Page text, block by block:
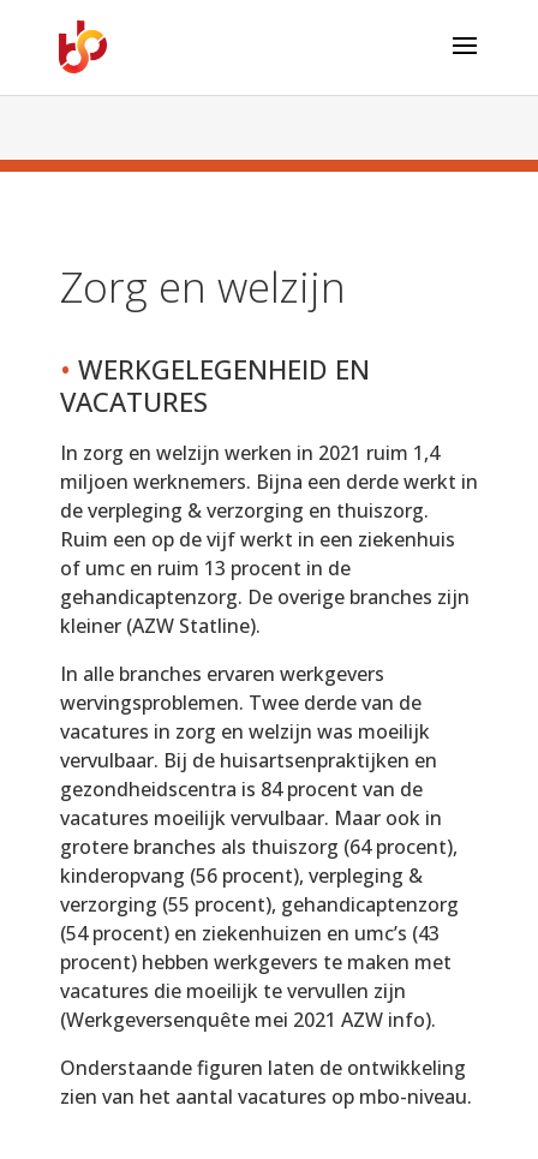
Zorg en welzijn
• WERKGELEGENHEID EN
VACATURES
In zorg en welzijn werken in 2021 ruim 1,4
miljoen werknemers. Bijna een derde werkt in
de verpleging & verzorging en thuiszorg.
Ruim een op de vijf werkt in een ziekenhuis
of umc en ruim 13 procent in de
gehandicaptenzorg. De overige branches zijn
kleiner (AZW Statline).
In alle branches ervaren werkgevers
wervingsproblemen. Twee derde van de
vacatures in zorg en welzijn was moeilijk
vervulbaar. Bij de huisartsenpraktijken en
gezondheidscentra is 84 procent van de
vacatures moeilijk vervulbaar. Maar ook in
grotere branches als thuiszorg (64 procent),
kinderopvang (56 procent), verpleging &
verzorging (55 procent), gehandicaptenzorg
(54 procent) en ziekenhuizen en umc’s (43
procent) hebben werkgevers te maken met
vacatures die moeilijk te vervullen zijn
(Werkgeversenquête mei 2021 AZW info).
Onderstaande figuren laten de ontwikkeling
zien van het aantal vacatures op mbo-niveau.